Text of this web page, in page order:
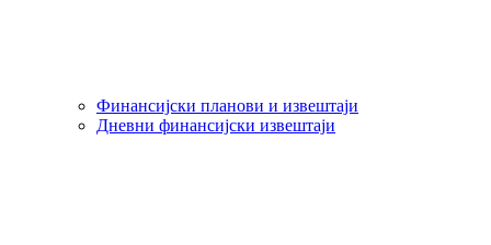
Финансијски планови и извештаји
Дневни финансијски извештаји